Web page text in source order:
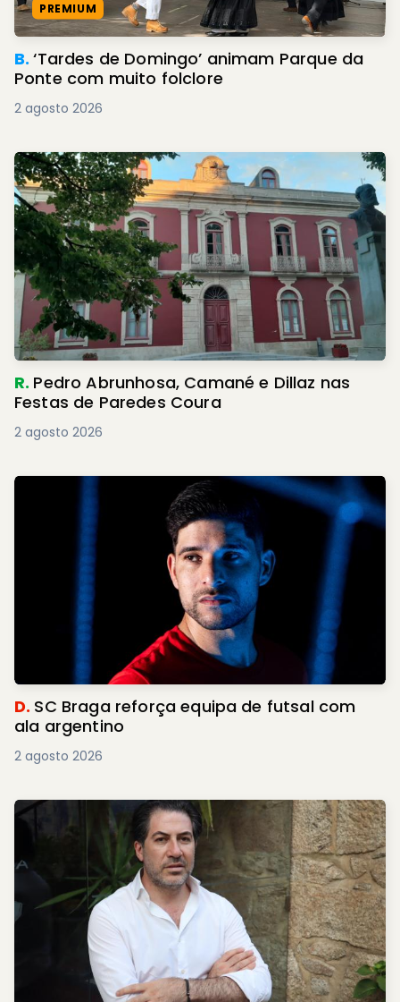
PREMIUM
B.‘Tardes de Domingo’ animam Parque da
Ponte com muito folclore
2 agosto 2026
R. Pedro Abrunhosa, Camané e Dillaz nas
Festas de Paredes Coura
2 agosto 2026
D. SC Braga reforça equipa de futsal com
ala argentino
2 agosto 2026